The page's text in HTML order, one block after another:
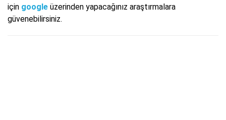
için google üzerinden yapacağınız araştırmalara
güvenebilirsiniz.